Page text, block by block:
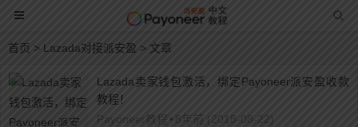
首页 > Lazada对接派安盈 > 文章
Lazada卖家钱包激活，绑定Payoneer派安盈收款
教程！
Payoneer教程 • 8年前 (2018-08-22)